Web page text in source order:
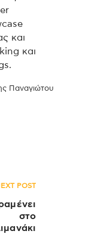
και
και
Παναγιώτου
POST
στο